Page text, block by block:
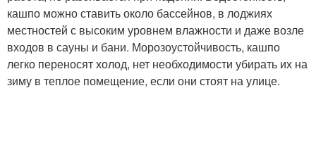
кашпо можно ставить около бассейнов, в лоджиях
местностей с высоким уровнем влажности и даже возле
входов в сауны и бани. Морозоустойчивость, кашпо
легко переносят холод, нет необходимости убирать их на
зиму в теплое помещение, если они стоят на улице.